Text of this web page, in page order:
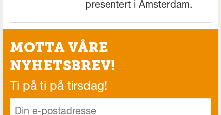
presentert i Amsterdam.
MOTTA VÅRE
NYHETSBREV!
Ti på ti på tirsdag!